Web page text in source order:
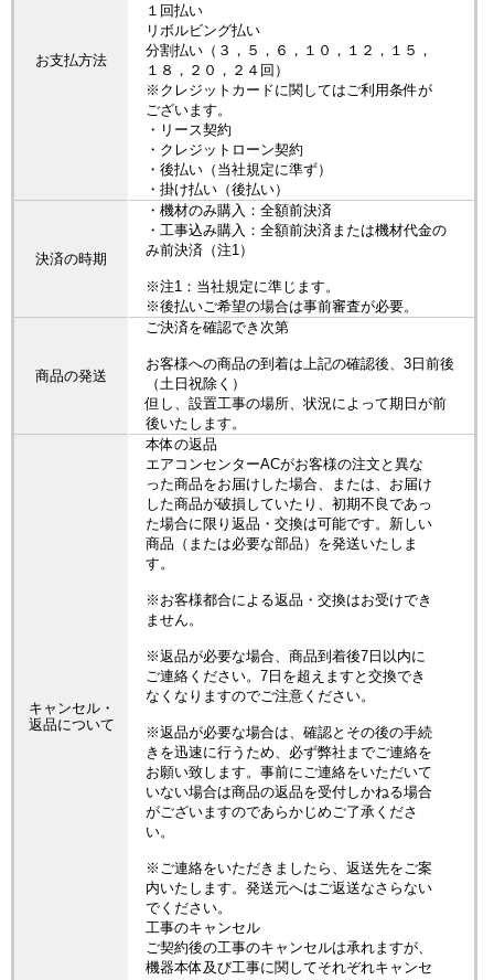
お支払方法
１回払い
リボルビング払い
分割払い（３，５，６，１０，１２，１５，
１８，２０，２４回）
※クレジットカードに関してはご利用条件が
ございます。
・リース契約
・クレジットローン契約
・後払い（当社規定に準ず）
・掛け払い（後払い）
決済の時期
・機材のみ購入：全額前決済
・工事込み購入：全額前決済または機材代金の
み前決済（注1）
※注1：当社規定に準じます。
※後払いご希望の場合は事前審査が必要。
商品の発送
ご決済を確認でき次第
お客様への商品の到着は上記の確認後、3日前後
（土日祝除く）
但し、設置工事の場所、状況によって期日が前
後いたします。
キャンセル・
返品について
本体の返品
エアコンセンターACがお客様の注文と異な
った商品をお届けした場合、または、お届け
した商品が破損していたり、初期不良であっ
た場合に限り返品・交換は可能です。新しい
商品（または必要な部品）を発送いたしま
す。
※お客様都合による返品・交換はお受けでき
ません。
※返品が必要な場合、商品到着後7日以内に
ご連絡ください。7日を超えますと交換でき
なくなりますのでご注意ください。
※返品が必要な場合は、確認とその後の手続
きを迅速に行うため、必ず弊社までご連絡を
お願い致します。事前にご連絡をいただいて
いない場合は商品の返品を受付しかねる場合
がございますのであらかじめご了承くださ
い。
※ご連絡をいただきましたら、返送先をご案
内いたします。発送元へはご返送なさらない
でください。
工事のキャンセル
ご契約後の工事のキャンセルは承れますが、
機器本体及び工事に関してそれぞれキャンセ